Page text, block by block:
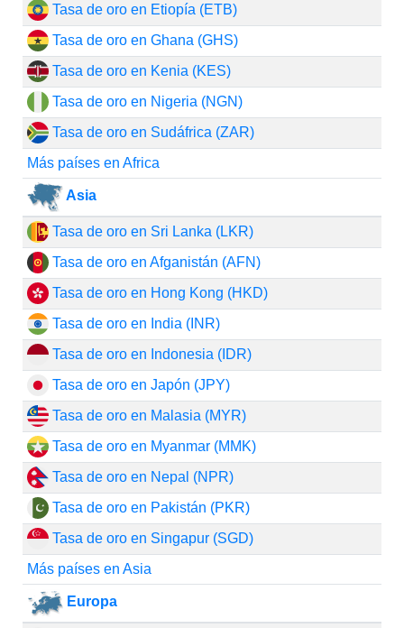
Tasa de oro en Etiopía (ETB)
Tasa de oro en Ghana (GHS)
Tasa de oro en Kenia (KES)
Tasa de oro en Nigeria (NGN)
Tasa de oro en Sudáfrica (ZAR)
Más países en Africa
Asia
Tasa de oro en Sri Lanka (LKR)
Tasa de oro en Afganistán (AFN)
Tasa de oro en Hong Kong (HKD)
Tasa de oro en India (INR)
Tasa de oro en Indonesia (IDR)
Tasa de oro en Japón (JPY)
Tasa de oro en Malasia (MYR)
Tasa de oro en Myanmar (MMK)
Tasa de oro en Nepal (NPR)
Tasa de oro en Pakistán (PKR)
Tasa de oro en Singapur (SGD)
Más países en Asia
Europa